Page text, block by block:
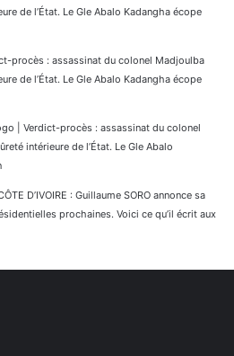
de l’État. Le Gle Abalo Kadangha écope
procès : assassinat du colonel Madjoulba
de l’État. Le Gle Abalo Kadangha écope
| Verdict-procès : assassinat du colonel
intérieure de l’État. Le Gle Abalo
D’IVOIRE : Guillaume SORO annonce sa
prochaines. Voici ce qu’il écrit aux